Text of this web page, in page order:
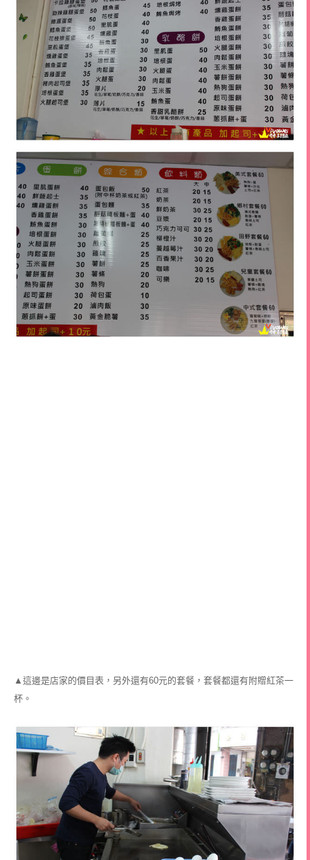
▲這邊是店家的價目表，另外還有60元的套餐，套餐都還有附贈紅茶一
杯。